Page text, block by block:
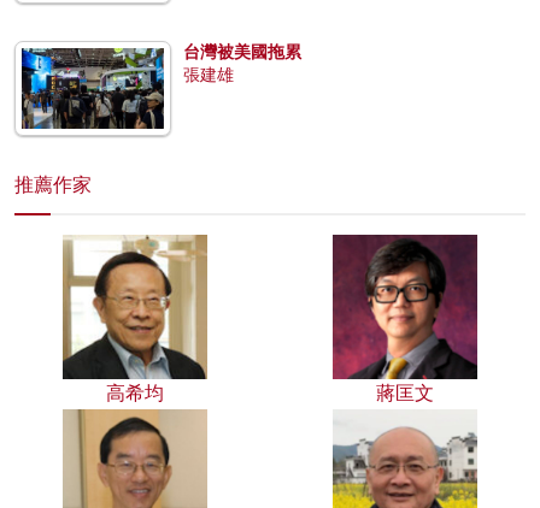
台灣被美國拖累
張建雄
推薦作家
高希均 蔣匡文